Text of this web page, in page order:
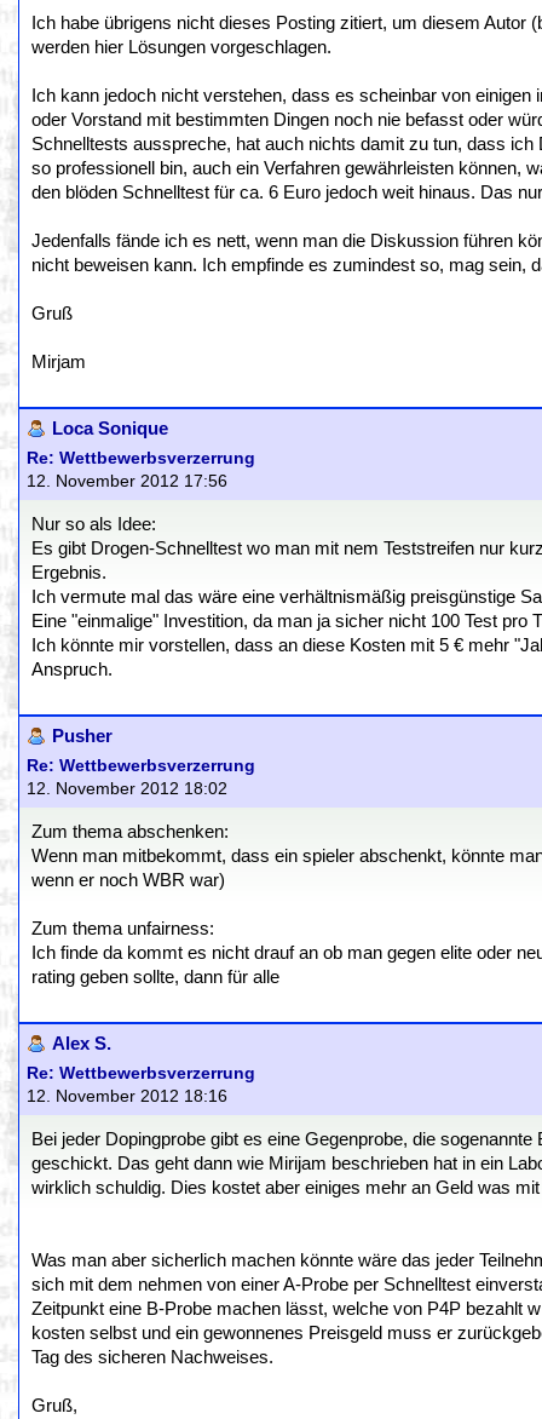
Ich habe übrigens nicht dieses Posting zitiert, um diesem
werden hier Lösungen vorgeschlagen.
Ich kann jedoch nicht verstehen, dass es scheinbar von
oder Vorstand mit bestimmten Dingen noch nie befasst oder
Schnelltests ausspreche, hat auch nichts damit zu tun, dass
so professionell bin, auch ein Verfahren gewährleisten können,
den blöden Schnelltest für ca. 6 Euro jedoch weit hinaus. Das
Jedenfalls fände ich es nett, wenn man die Diskussion führen
nicht beweisen kann. Ich empfinde es zumindest so, mag sein,
Gruß
Mirjam
Loca Sonique
Re: Wettbewerbsverzerrung
12. November 2012 17:56
Nur so als Idee:
Es gibt Drogen-Schnelltest wo man mit nem Teststreifen nur
Ergebnis.
Ich vermute mal das wäre eine verhältnismäßig preisgünstige
Eine "einmalige" Investition, da man ja sicher nicht 100 Test
Ich könnte mir vorstellen, dass an diese Kosten mit 5 € mehr
Anspruch.
Pusher
Re: Wettbewerbsverzerrung
12. November 2012 18:02
Zum thema abschenken:
Wenn man mitbekommt, dass ein spieler abschenkt, könnte
wenn er noch WBR war)
Zum thema unfairness:
Ich finde da kommt es nicht drauf an ob man gegen elite oder
rating geben sollte, dann für alle
Alex S.
Re: Wettbewerbsverzerrung
12. November 2012 18:16
Bei jeder Dopingprobe gibt es eine Gegenprobe, die
geschickt. Das geht dann wie Mirijam beschrieben hat in ein
wirklich schuldig. Dies kostet aber einiges mehr an Geld was
Was man aber sicherlich machen könnte wäre das jeder
sich mit dem nehmen von einer A-Probe per Schnelltest
Zeitpunkt eine B-Probe machen lässt, welche von P4P bezahlt
kosten selbst und ein gewonnenes Preisgeld muss er
Tag des sicheren Nachweises.
Gruß,